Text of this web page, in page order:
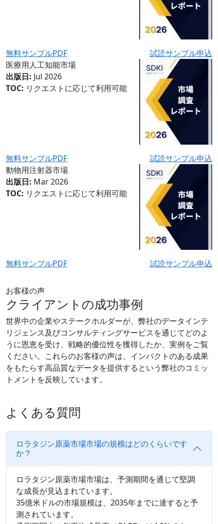
無料サンプルPDF
試読サンプル申込
医療用人工知能市場
出版日: Jul 2026
TOC: リクエストに応じて利用可能
無料サンプルPDF
試読サンプル申込
動物用注射器市場
出版日: Mar 2026
TOC: リクエストに応じて利用可能
無料サンプルPDF 試読サンプル申込
お客様の声
クライアントの成功事例
世界中の企業やステークホルダーが、弊社のデータインテ
リジェンス及びコンサルティングサービスを通じてどのよ
うに恩恵を受け、戦略的優位性を獲得したか、実例をご覧
ください。これらのお客様の声は、インパクトのある成果
をもたらす高品質なデータを提供するという弊社のコミッ
トメントを反映しています。
よくある質問
ロラタジン原薬市場市場の規模はどのくらいです
か？
ロラタジン原薬市場市場は、予測期間を通じて堅調
な成長が見込まれています。
35億米ドルの市場規模は、2035年までに達すると予
測されています。